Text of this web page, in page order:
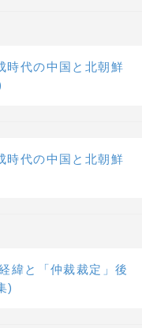
代の中国と北朝鮮
代の中国と北朝鮮
緯と「仲裁裁定」後
)